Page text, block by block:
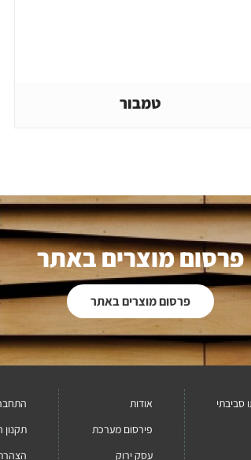
טמבור
פרסום מוצרים באתר
פרסום מוצרים באתר
סביבתי
אודות
פירסום מערכת
עסק ירוק